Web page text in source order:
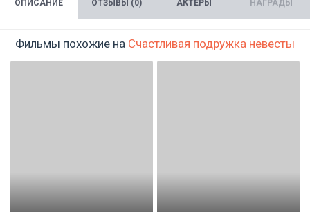
ОПИСАНИЕ ОТЗЫВЫ (0) АКТЁРЫ НАГРАДЫ
Фильмы похожие на Счастливая подружка невесты